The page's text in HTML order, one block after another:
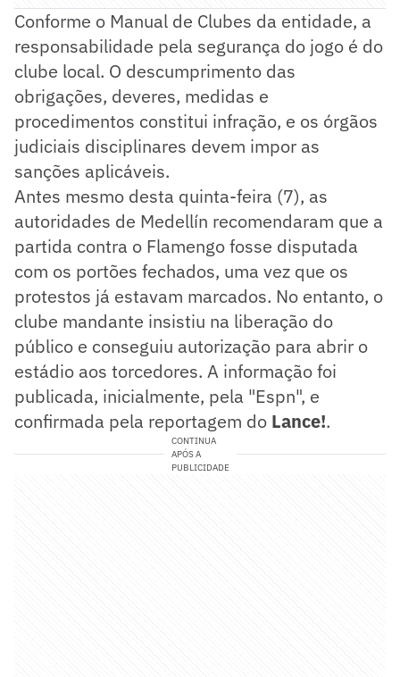
Conforme o Manual de Clubes da entidade, a
responsabilidade pela segurança do jogo é do
clube local. O descumprimento das
obrigações, deveres, medidas e
procedimentos constitui infração, e os órgãos
judiciais disciplinares devem impor as
sanções aplicáveis.
Antes mesmo desta quinta-feira (7), as
autoridades de Medellín recomendaram que a
partida contra o Flamengo fosse disputada
com os portões fechados, uma vez que os
protestos já estavam marcados. No entanto, o
clube mandante insistiu na liberação do
público e conseguiu autorização para abrir o
estádio aos torcedores. A informação foi
publicada, inicialmente, pela "Espn", e
confirmada pela reportagem do Lance!.
CONTINUA
APÓS A
PUBLICIDADE